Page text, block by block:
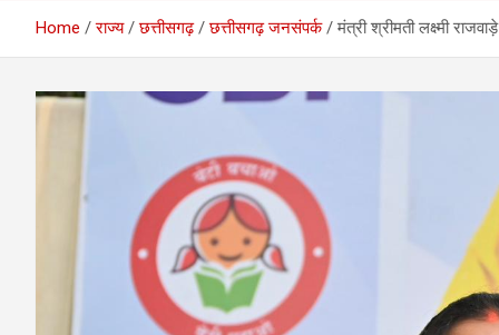
Home राज्य छत्तीसगढ़ छत्तीसगढ़ जनसंपर्क मंत्री श्रीमती लक्ष्मी